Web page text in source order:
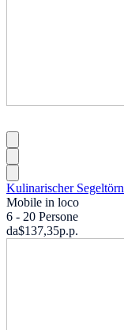
Kulinarischer Segeltörn
Mobile in loco
6 - 20 Persone
da$137,35p.p.